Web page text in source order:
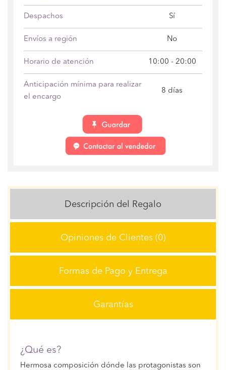
Despachos Sí
Envíos a región No
Horario de atención 10:00 - 20:00
Anticipación mínima para realizar
el encargo
8 días
Descripción del Regalo
Opiniones de Clientes (0)
Formas de Pago y Entrega
Garantías
¿Qué es?
Hermosa composición dónde las protagonistas son